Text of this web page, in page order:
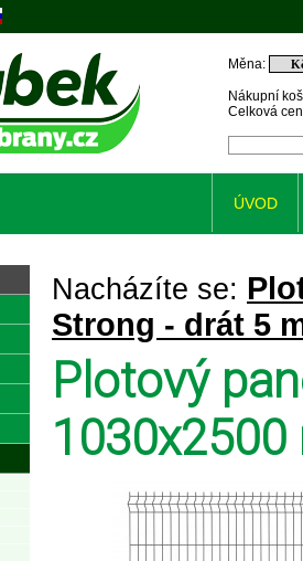
Nacházíte se:
Strong - drát 5
Plotový
Nákupní
Celková
Měna:
ÚVOD